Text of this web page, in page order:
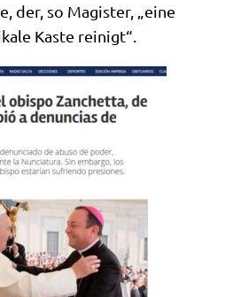
der, so Magi­ster, „eine
Kaste reinigt“.